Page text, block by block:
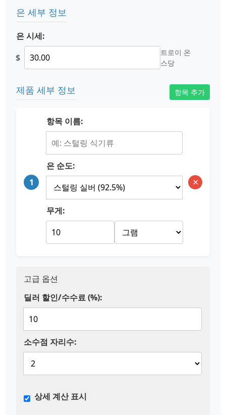
은 세부 정보
은 시세:
$
트로이 온
스당
제품 세부 정보 항목 추가
1
항목 이름:
은 순도:
무게:
×
고급 옵션
딜러 할인/수수료 (%):
소수점 자리수:
상세 계산 표시